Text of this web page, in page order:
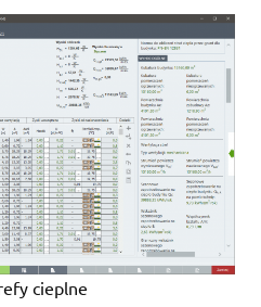
cieplne